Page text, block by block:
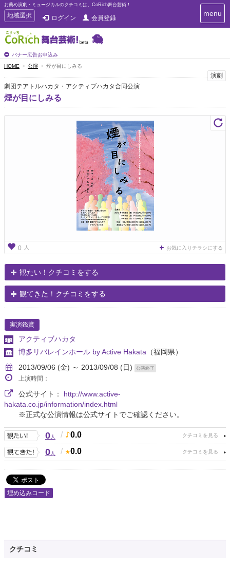
お薦め演劇・ミュージカルのクチコミは、CoRich舞台芸術！
T
o
g
g
e
n
a
v
i
g
地域選択 ログイン 会員登録
バナー広告お申込み
T
o
i
g
menu
HOME 公演 煙が目にしみる
演劇
劇団テアトルハカタ・アクティブハカタ合同公演
煙が目にしみる
0 人 お気に入りチラシにする
観たい！クチコミをする
観てきた！クチコミをする
実演鑑賞
アクティブハカタ
博多リバレインホール by Active Hakata （福岡県）
2013/09/06 (金) ～ 2013/09/08 (日)
公演終了
上演時間：
公式サイト： http://www.active-
hakata.co.jp/information/index.html
※正式な公演情報は公式サイトでご確認ください。
0人 / 0.0
0人 / 0.0
埋め込みコード
クチコミ